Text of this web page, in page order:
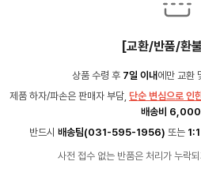
[교환/반품/환
상품 수령 후 7일 이내 에만 교환
제품 하자/파손은 판매자 부담, 단순 변심으로 인
배송비
반드시 배송팀(031-595-1956) 또는
사전 접수 없는 반품은 처리가 누락